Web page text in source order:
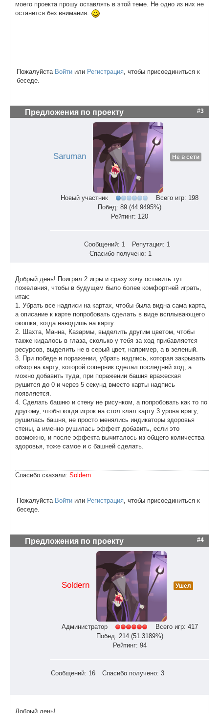
моего проекта прошу оставлять в этой теме. Не одно из них не
останется без внимания.
Пожалуйста Войти или Регистрация , чтобы присоединиться к
беседе.
Предложения по проекту #3
Saruman Не в сети
Новый участник
Всего игр: 198
Побед: 89 (44.9495%)
Рейтинг: 120
Сообщений: 1
Репутация: 1
Спасибо получено: 1
Добрый день! Поиграл 2 игры и сразу хочу оставить тут
пожелания, чтобы в будущем было более комфортней играть,
итак:
1. Убрать все надписи на картах, чтобы была видна сама карта,
а описание к карте попробовать сделать в виде всплывающего
окошка, когда наводишь на карту.
2. Шахта, Манна, Казармы, выделить другим цветом, чтобы
также кидалось в глаза, сколько у тебя за ход прибавляется
ресурсов, выделить не в серый цвет, например, а в зеленый.
3. При победе и поражении, убрать надпись, которая закрывать
обзор на карту, которой соперник сделал последний ход, а
можно добавить туда, при поражении башня вражеская
рушится до 0 и через 5 секунд вместо карты надпись
появляется.
4. Сделать башню и стену не рисунком, а попробовать как то по
другому, чтобы когда игрок на стол клал карту 3 урона врагу,
рушилась башня, не просто менялись индикаторы здоровья
стены, а именно рушилась эффект добавить, если это
возможно, и после эффекта вычиталось из общего количества
здоровья, тоже самое и с башней сделать.
Спасибо сказали: Soldern
Пожалуйста Войти или Регистрация , чтобы присоединиться к
беседе.
Предложения по проекту #4
Soldern Ушел
Администратор
Всего игр: 417
Побед: 214 (51.3189%)
Рейтинг: 94
Сообщений: 16 Спасибо получено: 3
Добрый день!